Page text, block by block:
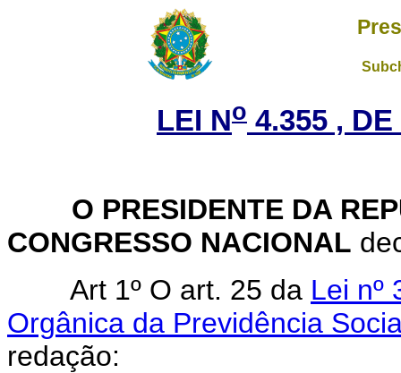
LEI No 4.355 ,
O PRESIDENTE DA
CONGRESSO NACIONAL
Art 1º O art. 25 da Lei nº
Orgânica da Previdência
redação: